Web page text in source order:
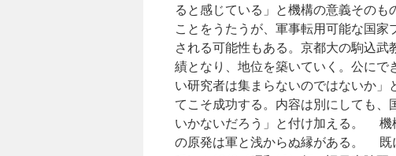
ると感じている」と機構の意義その
ことをうたうが、軍事転用可能な国
される可能性もある。京都大の駒込
績となり、地位を築いていく。公に
い研究者は集まらないのではないか
てこそ成功する。内容は別にしても、
いかないだろう」と付け加える。 機
の原発は軍と浅からぬ縁がある。 既